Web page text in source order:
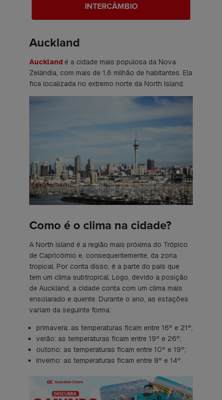
INTERCÂMBIO
Auckland
Auckland é a cidade mais populosa da Nova
Zelândia, com mais de 1,6 milhão de habitantes. Ela
fica localizada no extremo norte da North Island.
Como é o clima na cidade?
A North Island é a região mais próxima do Trópico
de Capricórnio e, consequentemente, da zona
tropical. Por conta disso, é a parte do país que
tem um clima subtropical. Logo, devido a posição
de Auckland, a cidade conta com um clima mais
ensolarado e quente. Durante o ano, as estações
variam da seguinte forma:
primavera: as temperaturas ficam entre 16º e 21º;
verão: as temperaturas ficam entre 19º e 26º;
outono: as temperaturas ficam entre 10º e 19º;
inverno: as temperaturas ficam entre 8º e 14º.